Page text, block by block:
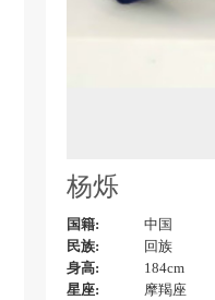
杨烁
国籍:
中国
民族:
回族
身高:
184cm
星座:
摩羯座